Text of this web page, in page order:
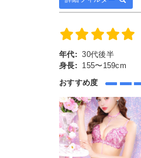
年代: 30代後半
身長:
155〜159cm
おすすめ度